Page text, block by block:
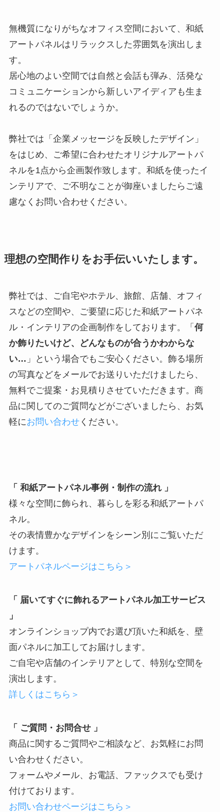
無機質になりがちなオフィス空間において、和紙
アートパネルはリラックスした雰囲気を演出しま
す。
居心地のよい空間では自然と会話も弾み、活発な
コミュニケーションから新しいアイディアも生ま
れるのではないでしょうか。
弊社では「企業メッセージを反映したデザイン」
をはじめ、ご希望に合わせたオリジナルアートパ
ネルを1点から企画製作致します。和紙を使ったイ
ンテリアで、ご不明なことが御座いましたらご遠
慮なくお問い合わせください。
理想の空間作りをお手伝いいたします。
弊社では、ご自宅やホテル、旅館、店舗、オフィ
スなどの空間や、ご要望に応じた和紙アートパネ
ル・インテリアの企画制作をしております。「 何
か飾りたいけど、どんなものが合うかわからな
い… 」という場合でもご安心ください。飾る場所
の写真などをメールでお送りいただけましたら、
無料でご提案・お見積りさせていただきます。商
品に関してのご質問などがございましたら、お気
軽にお問い合わせください。
「 和紙アートパネル事例・制作の流れ 」
様々な空間に飾られ、暮らしを彩る和紙アートパ
ネル。
その表情豊かなデザインをシーン別にご覧いただ
けます。
アートパネルページはこちら＞
「 届いてすぐに飾れるアートパネル加工サービス
」
オンラインショップ内でお選び頂いた和紙を、壁
面パネルに加工してお届けします。
ご自宅や店舗のインテリアとして、特別な空間を
演出します。
詳しくはこちら＞
「 ご質問・お問合せ 」
商品に関するご質問やご相談など、お気軽にお問
い合わせください。
フォームやメール、お電話、ファックスでも受け
付けております。
お問い合わせページはこちら＞